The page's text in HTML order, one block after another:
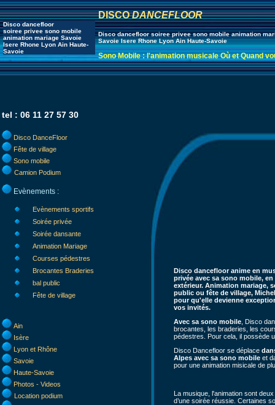
Disco dancefloor
soiree privee sono mobile
animation mariage Savoie
Isere Rhone Lyon Ain Haute-
Savoie
DISCODANCEFLOOR
Disco dancefloor soiree privee sono mobile animation
Savoie Isere Rhone Lyon Ain Haute-Savoie
Sono Mobile : l'animation musicale Où et Quand
tel : 06 11 27 57 30
Disco DanceFloor
Fête de village
Sono mobile
Camion Podium
Evènements :
Evènements sportifs
Soirée privée
Soirée dansante
Animation Mariage
Courses pédestres
Brocantes Braderies
bal public
Fête de village
Ain
Isère
Lyon et Rhône
Savoie
Haute-Savoie
Photos - Videos
Location podium
Disco dancefloor anime en
privée avec sa sono mobile,
extérieur. Animation mariage,
public ou fête de village,
pour qu'elle devienne
vos invités.
Avec sa sono mobile , Disco
brocantes, les braderies, les
pédestres. Pour cela, il possède
Disco Dancefloor se déplace
Alpes avec sa sono mobile et
pour une animation misicale de
La musique, l'animation sont
d’une soirée réussie. Certaines